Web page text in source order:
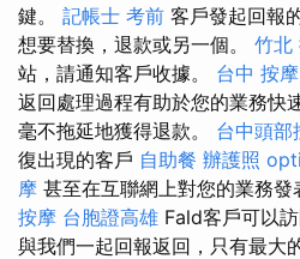
鍵。 記帳士 考前 客戶發起回報
想要替換，退款或另一個。 竹北
站，請通知客戶收據。 台中 按
返回處理過程有助於您的業務快
毫不拖延地獲得退款。 台中頭部
復出現的客戶 自助餐 辦護照
摩 甚至在互聯網上對您的業務發
按摩 台胞證高雄 Fald客戶可以
與我們一起回報返回，只有最大